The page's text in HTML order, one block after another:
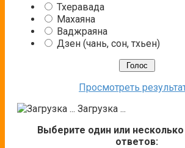
Тхеравада
Махаяна
Ваджраяна
Дзен (чань, сон, тхьен)
Просмотреть
Загрузка ...
Выберите один или
ответов: